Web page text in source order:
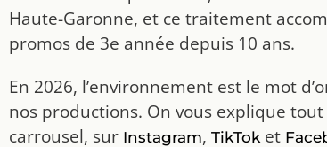
Haute-Garonne, et ce traitement
promos de 3e année depuis 10 ans.
En 2026, l’environnement est le mot
nos productions. On vous explique
carrousel, sur Instagram, TikToket